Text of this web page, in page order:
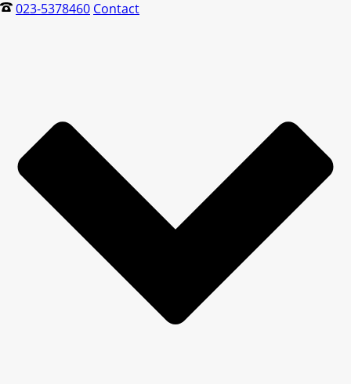
023-5378460 Contact